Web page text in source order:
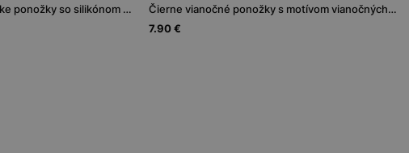
Čierne bambusové nízke ponožky so silikónom na päte, ideálne do mokasín
Čierne vianočné ponožky s motívom vianočných stromčekov
7.90 €